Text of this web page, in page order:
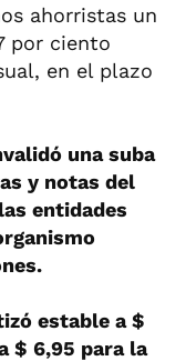
ahorristas un
por ciento
en el plazo
una suba
y notas del
entidades
estable a $
$ 6,95 para la